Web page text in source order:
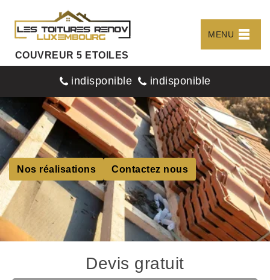
COUVREUR 5 ETOILES
MENU
indisponible indisponible
Nos réalisations Contactez nous
Devis gratuit